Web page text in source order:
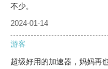
不少。
2024-01-14
游客
超级好用的加速器，妈妈再